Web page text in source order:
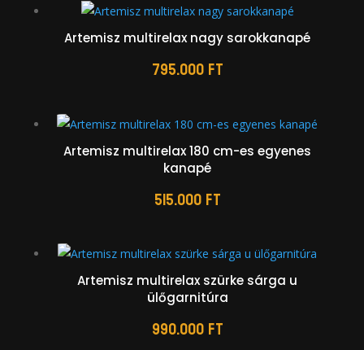
Artemisz multirelax nagy sarokkanapé
795.000Ft
Artemisz multirelax 180 cm-es egyenes
kanapé
515.000Ft
Artemisz multirelax szürke sárga u
ülőgarnitúra
990.000Ft